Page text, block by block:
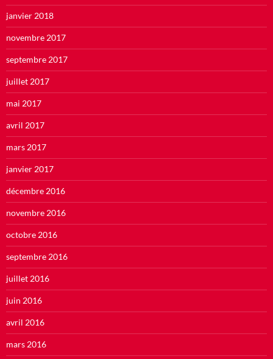
janvier 2018
novembre 2017
septembre 2017
juillet 2017
mai 2017
avril 2017
mars 2017
janvier 2017
décembre 2016
novembre 2016
octobre 2016
septembre 2016
juillet 2016
juin 2016
avril 2016
mars 2016